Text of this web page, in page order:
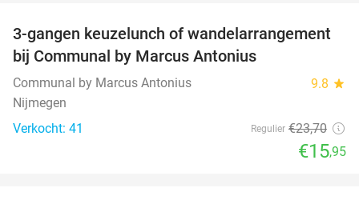
33%
3-gangen keuzelunch of wandelarrangement
bij Communal by Marcus Antonius
Communal by Marcus Antonius 9.8 star
Nijmegen
Verkocht: 41
Regulier €23,70
€15,95